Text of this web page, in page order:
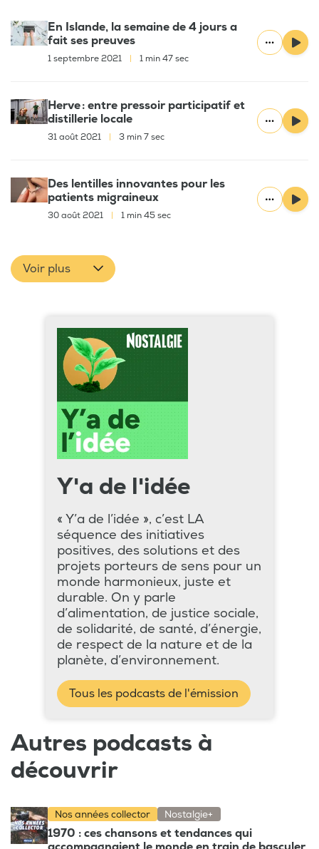
En Islande, la semaine de 4 jours a
fait ses preuves
1 septembre 2021 1 min 47 sec
Herve : entre pressoir participatif et
distillerie locale
31 août 2021 3 min 7 sec
Des lentilles innovantes pour les
patients migraineux
30 août 2021 1 min 45 sec
Voir plus
Y'a de l'idée
« Y’a de l’idée », c’est LA
séquence des initiatives
positives, des solutions et des
projets porteurs de sens pour un
monde harmonieux, juste et
durable. On y parle
d’alimentation, de justice sociale,
de solidarité, de santé, d’énergie,
de respect de la nature et de la
planète, d’environnement.
Tous les podcasts de l'émission
Autres podcasts à
découvrir
Nos années collector Nostalgie+
1970 : ces chansons et tendances qui